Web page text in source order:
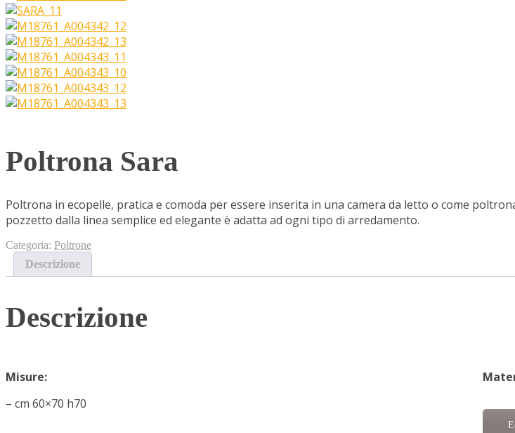
Poltrona Sara
Poltrona in ecopelle, pratica e comoda per essere inserita in una camera da letto o come
pozzetto dalla linea semplice ed elegante è adatta ad ogni tipo di arredamento.
Categoria: Poltrone
Descrizione
Descrizione
Misure:
– cm 60×70 h70